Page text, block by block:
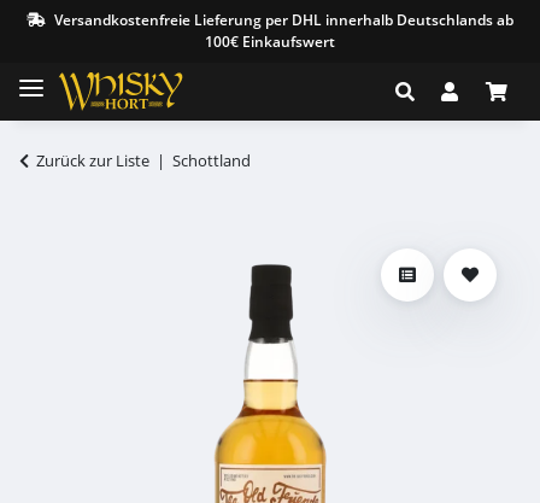
Versandkostenfreie Lieferung per DHL innerhalb Deutschlands ab
100€ Einkaufswert
Zurück zur Liste Schottland